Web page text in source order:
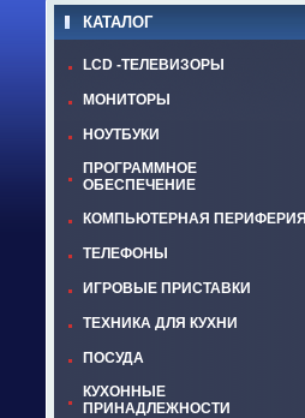
КАТАЛОГ
LCD -ТЕЛЕВИЗОРЫ
МОНИТОРЫ
НОУТБУКИ
ПРОГРАММНОЕ
ОБЕСПЕЧЕНИЕ
КОМПЬЮТЕРНАЯ ПЕРИФЕРИЯ
ТЕЛЕФОНЫ
ИГРОВЫЕ ПРИСТАВКИ
ТЕХНИКА ДЛЯ КУХНИ
ПОСУДА
КУХОННЫЕ
ПРИНАДЛЕЖНОСТИ